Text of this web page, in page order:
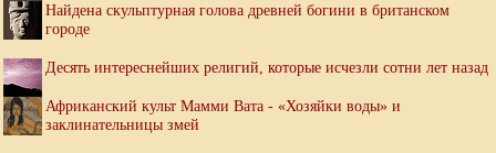
Найдена скульптурная голова древней богини в британском
городе
Десять интереснейших религий, которые исчезли сотни лет назад
Африканский культ Мамми Вата - «Хозяйки воды» и
заклинательницы змей